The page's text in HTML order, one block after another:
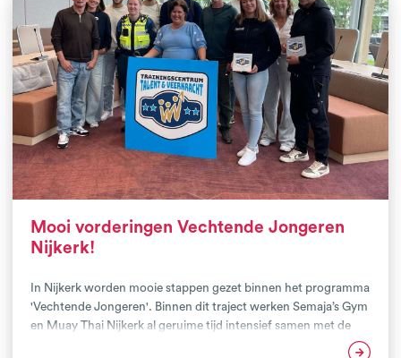
Mooi vorderingen Vechtende Jongeren
Nijkerk!
In Nijkerk worden mooie stappen gezet binnen het programma
'Vechtende Jongeren'. Binnen dit traject werken Semaja’s Gym
en Muay Thai Nijkerk al geruime tijd intensief samen met de
gemeente Nijkerk en het team Drugs en Ondermijning Nijkerk